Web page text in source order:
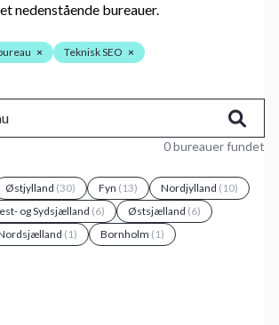
nedenstående bureauer.
× Teknisk SEO ×
0 bureauer fundet
Østjylland (30) Fyn (13) Nordjylland (10)
og Sydsjælland (6) Østsjælland (6)
(1) Bornholm (1)